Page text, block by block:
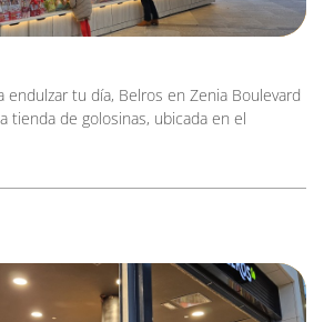
endulzar tu día, Belros en Zenia Boulevard
tienda de golosinas, ubicada en el